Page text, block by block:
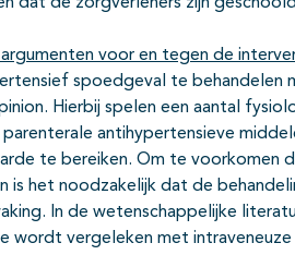
dat de zorgverleners zijn
voor en tegen de
spoedgeval te behandelen
Hierbij spelen een aantal
parenterale antihypertensieve
te bereiken. Om te voorkomen
is het noodzakelijk dat de
In de wetenschappelijke
wordt vergeleken met